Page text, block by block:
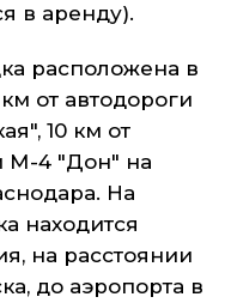
в аренду).
расположена в
от автодороги
10 км от
М-4 "Дон" на
На
находится
на расстоянии
до аэропорта в